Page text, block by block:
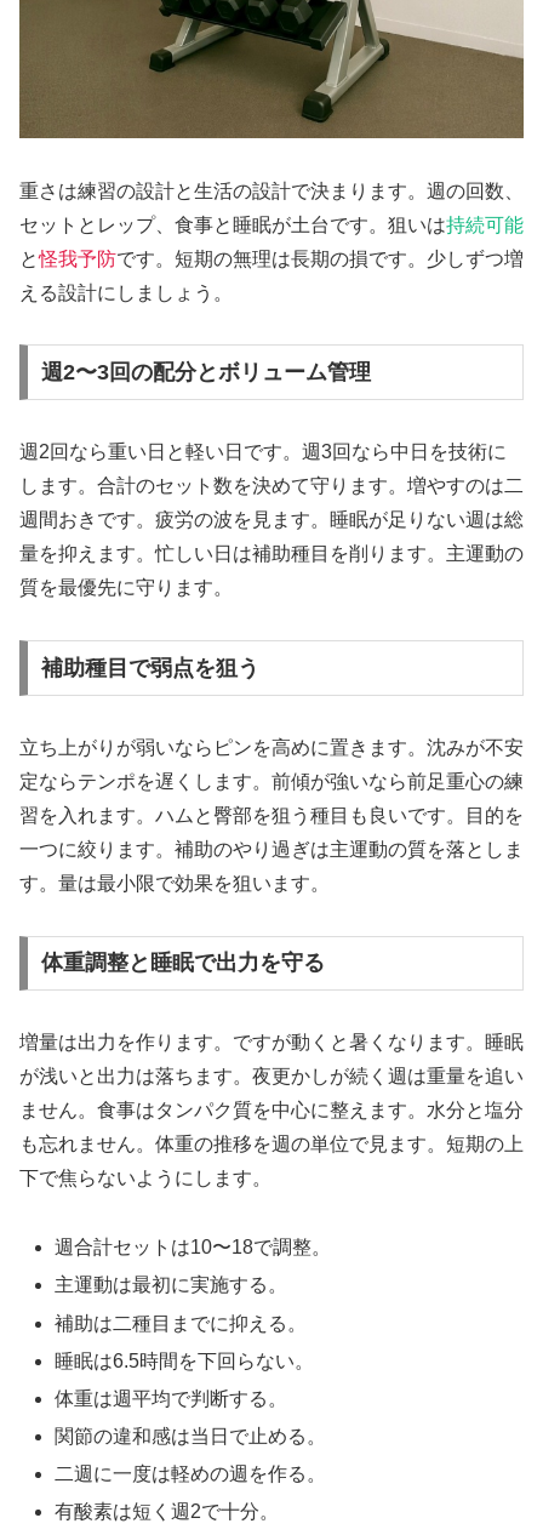
重さは練習の設計と生活の設計で決まります。週の回数、
セットとレップ、食事と睡眠が土台です。狙いは持続可能
と怪我予防です。短期の無理は長期の損です。少しずつ増
える設計にしましょう。
週2〜3回の配分とボリューム管理
週2回なら重い日と軽い日です。週3回なら中日を技術に
します。合計のセット数を決めて守ります。増やすのは二
週間おきです。疲労の波を見ます。睡眠が足りない週は総
量を抑えます。忙しい日は補助種目を削ります。主運動の
質を最優先に守ります。
補助種目で弱点を狙う
立ち上がりが弱いならピンを高めに置きます。沈みが不安
定ならテンポを遅くします。前傾が強いなら前足重心の練
習を入れます。ハムと臀部を狙う種目も良いです。目的を
一つに絞ります。補助のやり過ぎは主運動の質を落としま
す。量は最小限で効果を狙います。
体重調整と睡眠で出力を守る
増量は出力を作ります。ですが動くと暑くなります。睡眠
が浅いと出力は落ちます。夜更かしが続く週は重量を追い
ません。食事はタンパク質を中心に整えます。水分と塩分
も忘れません。体重の推移を週の単位で見ます。短期の上
下で焦らないようにします。
週合計セットは10〜18で調整。
主運動は最初に実施する。
補助は二種目までに抑える。
睡眠は6.5時間を下回らない。
体重は週平均で判断する。
関節の違和感は当日で止める。
二週に一度は軽めの週を作る。
有酸素は短く週2で十分。